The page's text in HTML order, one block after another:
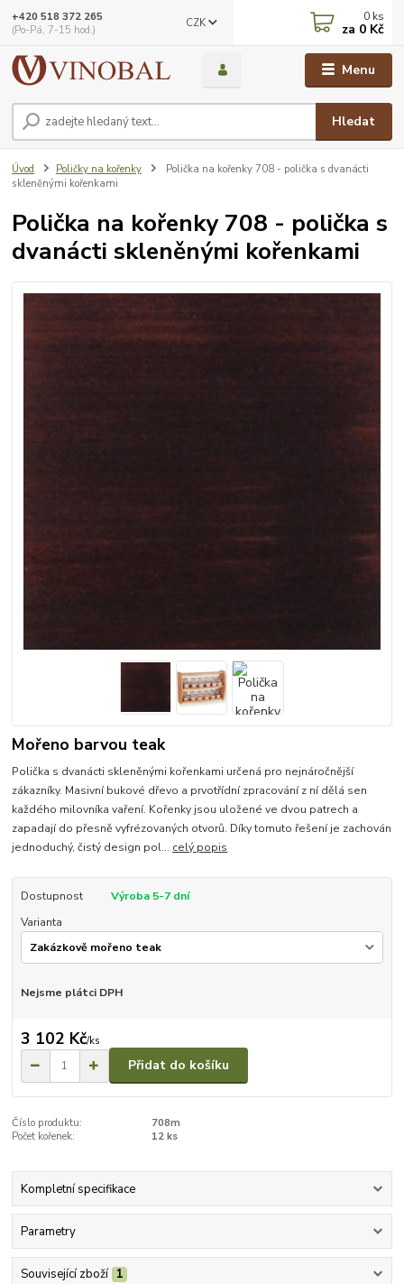
Menu
CZK
Hledat
+420 518 372 265
(Po-Pá, 7-15 hod.)
0 ks
za 0 Kč
Úvod Poličky na kořenky
Polička na kořenky 708 - polička s dvanácti
skleněnými kořenkami
Polička na kořenky 708 - polička s
dvanácti skleněnými kořenkami
Mořeno barvou teak
Polička s dvanácti skleněnými kořenkami určená pro nejnáročnější
zákazníky. Masivní bukové dřevo a prvotřídní zpracování z ní dělá sen
každého milovníka vaření. Kořenky jsou uložené ve dvou patrech a
zapadají do přesně vyfrézovaných otvorů. Díky tomuto řešení je zachován
jednoduchý, čistý design pol... celý popis
Dostupnost
Výroba 5-7 dní
Varianta
Nejsme plátci DPH
3 102 Kč/ks
Přidat do košíku
Číslo produktu:
708m
Počet kořenek:
12 ks
Kompletní specifikace
Parametry
Související zboží 1